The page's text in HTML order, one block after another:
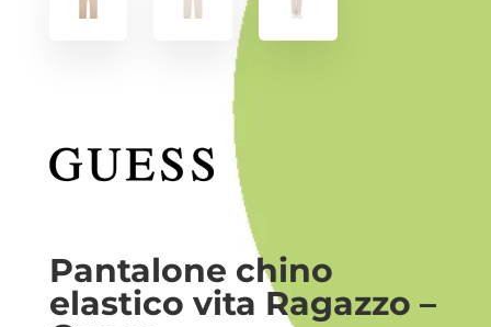
Pantalone chino
elastico vita Ragazzo –